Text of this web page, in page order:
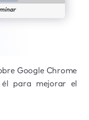
Google Chrome
para mejorar el